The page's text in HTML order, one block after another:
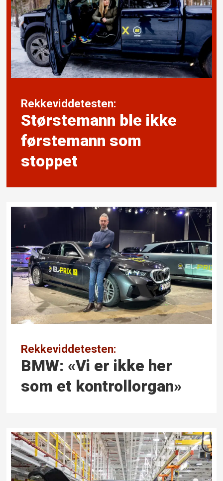
Rekkeviddetesten:
Størstemann ble ikke
førstemann som
stoppet
Rekkeviddetesten:
BMW: «Vi er ikke her
som et kontrollorgan»